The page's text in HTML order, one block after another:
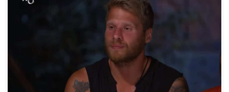
Sinop’ta Denize Girilecek 3 Mükemmel Yer
Maltese Terrier İlk Kez Köpek Sahiplenecekler İçin Uygun